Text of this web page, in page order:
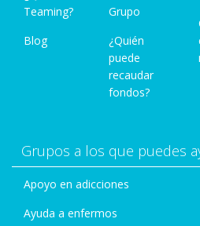
Teaming?
Blog
Grupo
¿Quién
puede
recaudar
fondos?
Grupos a los que puedes
Apoyo en adicciones
Ayuda a enfermos